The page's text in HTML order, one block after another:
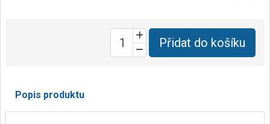
Přidat do košíku
Popis produktu